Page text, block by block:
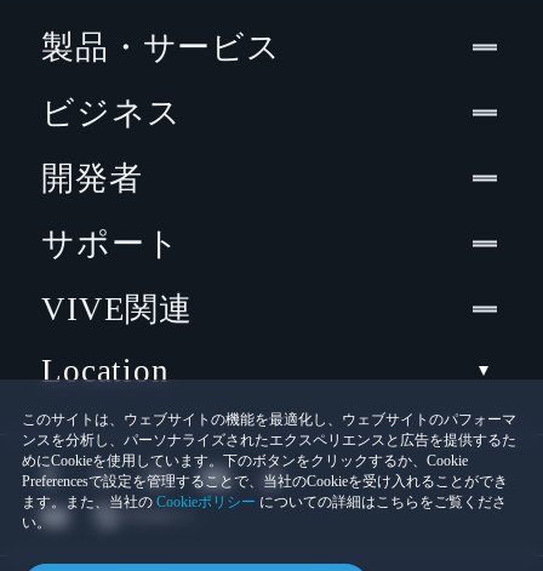
このサイトは、ウェブサイトの機能を最適化し、ウェブサイトのパフォーマ
ンスを分析し、パーソナライズされたエクスペリエンスと広告を提供するた
めにCookieを使用しています。下のボタンをクリックするか、Cookie
Preferencesで設定を管理することで、当社のCookieを受け入れることができ
ます。また、当社の Cookieポリシー についての詳細はこちらをご覧くださ
い。
製品・サービス
ビジネス
開発者
サポート
VIVE関連
Location